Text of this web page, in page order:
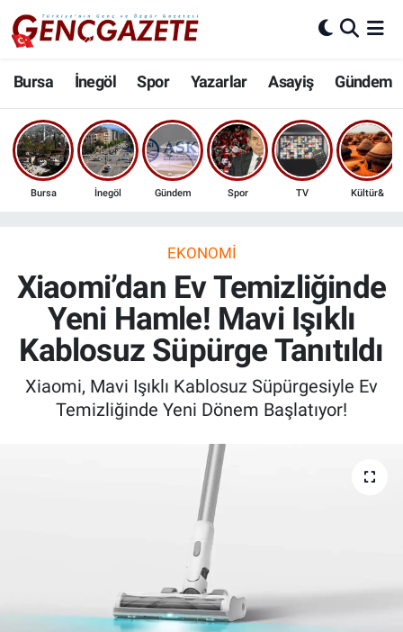
Bursa İnegöl Spor Yazarlar Asayiş Gündem
Bursa İnegöl Gündem Spor TV Kültür&
EKONOMI
Xiaomi’dan Ev Temizliğinde
Yeni Hamle! Mavi Işıklı
Kablosuz Süpürge Tanıtıldı
Xiaomi, Mavi Işıklı Kablosuz Süpürgesiyle Ev
Temizliğinde Yeni Dönem Başlatıyor!
Bursa
İnegöl
3.SAYFA
Ekonomi
Güncel
İnanç
Teknoloji
Nöbetçi Eczaneler
Hava Durumu
Trafik Durumu
Son Dakika Haberleri
Haber Arşivi